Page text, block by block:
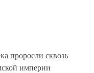
проросли сквозь
империи